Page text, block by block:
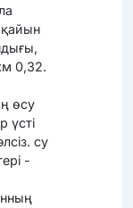
0,32.
өсу
үсті
су
-